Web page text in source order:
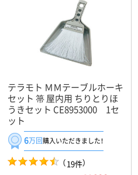
テラモト ＭＭテーブルホーキ
セット 箒 屋内用 ちりとりほ
うきセット CE8953000 1セ
ット
6万回購入いただきました！
（19件）